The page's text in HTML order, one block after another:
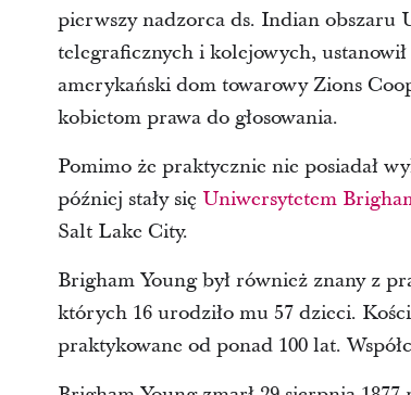
pierwszy nadzorca ds. Indian obszaru
telegraficznych i kolejowych,
amerykański dom towarowy Zions
kobietom prawa do głosowania.
Pomimo że praktycznie nie posiadał
później stały się Uniwersytetem
Salt Lake City.
Brigham Young był również znany z
których 16 urodziło mu 57 dzieci.
praktykowane od ponad 100 lat.